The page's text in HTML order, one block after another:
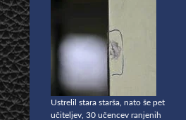
Ustrelil stara starša, nato še pet
učiteljev, 30 učencev ranjenih